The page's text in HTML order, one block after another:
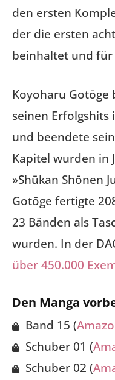
den ersten
der die ersten
beinhaltet und für
Koyoharu Gotōge
seinen Erfolgshits
und beendete
Kapitel wurden in
»Shūkan Shōnen
Gotōge fertigte
23 Bänden als
wurden. In der
über 450.000
Den Manga
Band 15 (
Schuber 01 (
Schuber 02 (